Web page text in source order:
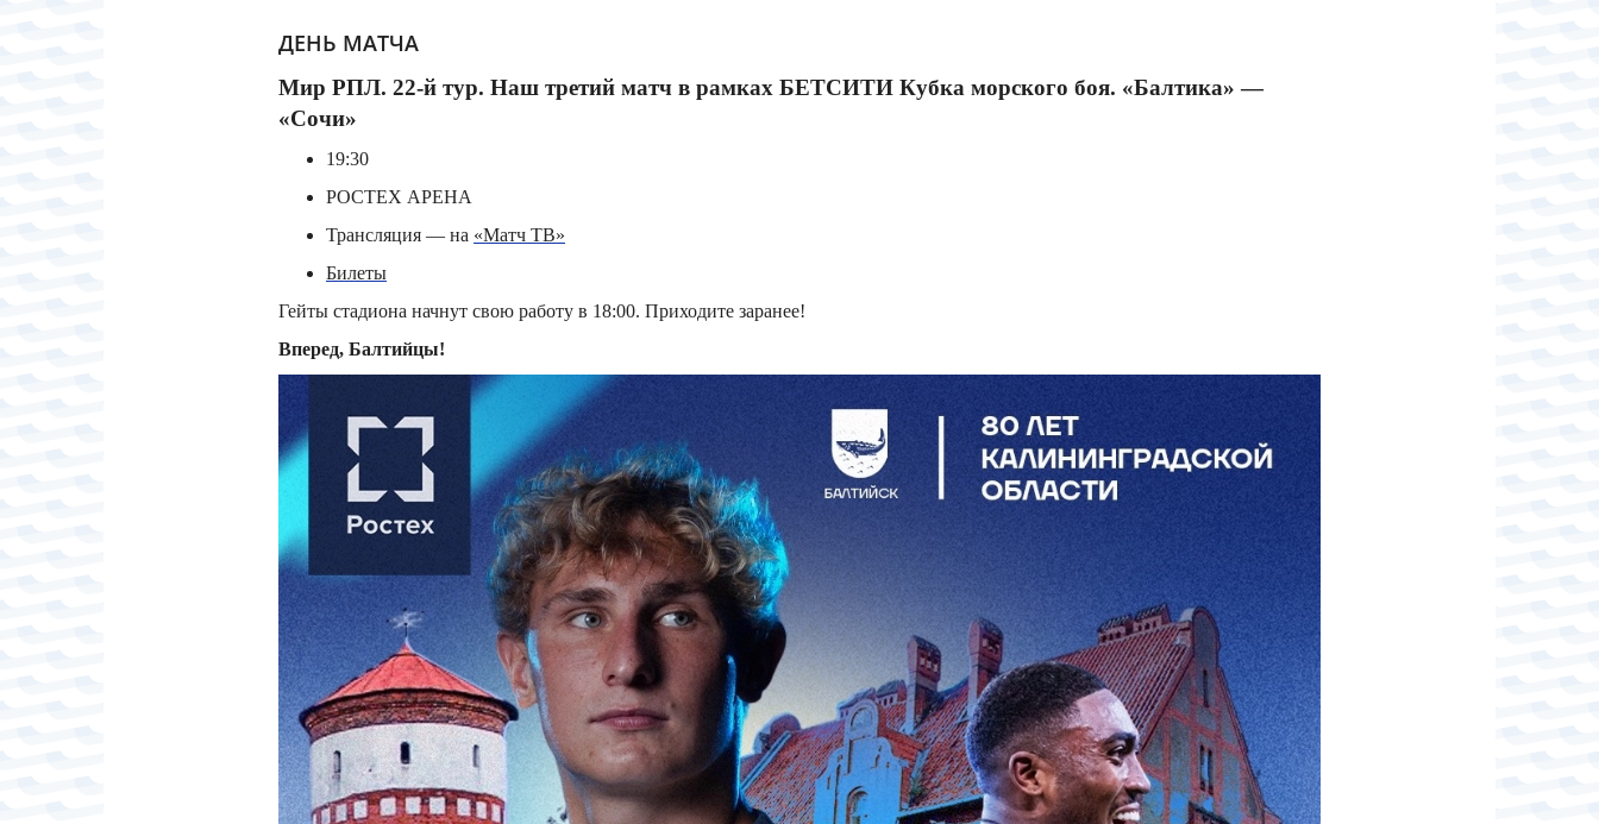
ДЕНЬ МАТЧА
Мир РПЛ. 22-й тур. Наш третий матч в рамках БЕТСИТИ Кубка морского боя. «Балтика» —
«Сочи»
19:30
РОСТЕХ АРЕНА
Трансляция — на «Матч ТВ»
Билеты
Гейты стадиона начнут свою работу в 18:00. Приходите заранее!
Вперед, Балтийцы!